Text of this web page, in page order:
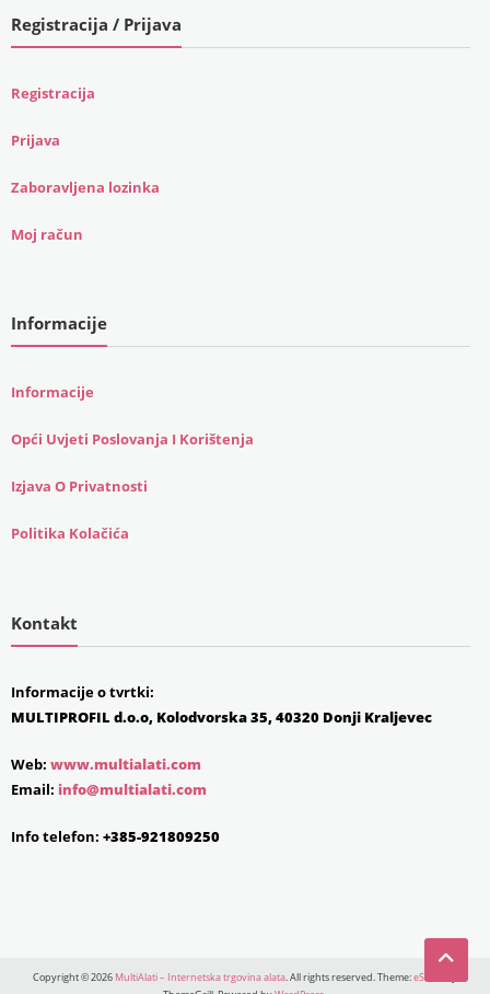
Registracija / Prijava
Registracija
Prijava
Zaboravljena lozinka
Moj račun
Informacije
Informacije
Opći Uvjeti Poslovanja I Korištenja
Izjava O Privatnosti
Politika Kolačića
Kontakt
Informacije o tvrtki:
MULTIPROFIL d.o.o, Kolodvorska 35, 40320 Donji Kraljevec
Web: www.multialati.com
Email: info@multialati.com
Info telefon: +385-921809250
Copyright © 2026 MultiAlati – Internetska trgovina alata. All rights reserved. Theme:eStore